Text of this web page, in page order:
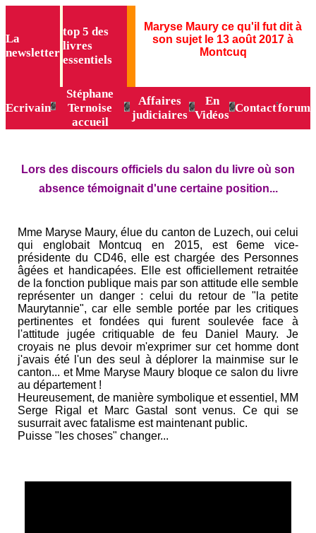
La
newsletter
top 5 des
livres
essentiels
Maryse Maury ce qu'il fut dit à
son sujet le 13 août 2017 à
Montcuq
Ecrivain
Stéphane
Ternoise
accueil
Affaires
judiciaires
En
Vidéos
Contactforum
Lors des discours officiels du salon du livre où son
absence témoignait d'une certaine position...
Mme Maryse Maury, élue du canton de Luzech, oui celui
qui englobait Montcuq en 2015, est 6eme vice-
présidente du CD46, elle est chargée des Personnes
âgées et handicapées. Elle est officiellement retraitée
de la fonction publique mais par son attitude elle semble
représenter un danger : celui du retour de "la petite
Maurytannie", car elle semble portée par les critiques
pertinentes et fondées qui furent soulevée face à
l'attitude jugée critiquable de feu Daniel Maury. Je
croyais ne plus devoir m'exprimer sur cet homme dont
j'avais été l'un des seul à déplorer la mainmise sur le
canton... et Mme Maryse Maury bloque ce salon du livre
au département !
Heureusement, de manière symbolique et essentiel, MM
Serge Rigal et Marc Gastal sont venus. Ce qui se
susurrait avec fatalisme est maintenant public.
Puisse "les choses" changer...